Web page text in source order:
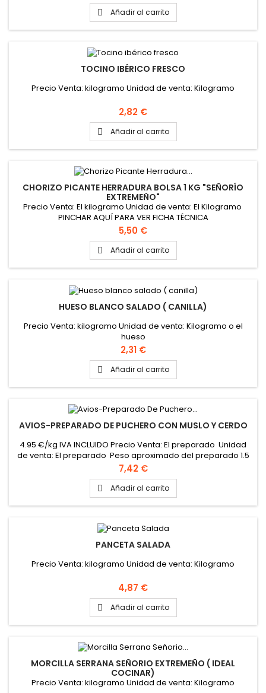
 Añadir al carrito
TOCINO IBÉRICO FRESCO
Precio Venta: kilogramo Unidad de venta: Kilogramo
Precio
2,82 €
 Añadir al carrito
CHORIZO PICANTE HERRADURA BOLSA 1 KG "SEÑORÍO
EXTREMEÑO"
Precio Venta: El kilogramo Unidad de venta: El Kilogramo
PINCHAR AQUÍ PARA VER FICHA TÉCNICA
Precio
5,50 €
 Añadir al carrito
HUESO BLANCO SALADO ( CANILLA)
Precio Venta: kilogramo Unidad de venta: Kilogramo o el
hueso
Precio
2,31 €
 Añadir al carrito
AVIOS-PREPARADO DE PUCHERO CON MUSLO Y CERDO
4.95 €/kg IVA INCLUIDO Precio Venta: El preparado Unidad
de venta: El preparado Peso aproximado del preparado 1.5
kg
Precio
7,42 €
 Añadir al carrito
PANCETA SALADA
Precio Venta: kilogramo Unidad de venta: Kilogramo
Precio
4,87 €
 Añadir al carrito
MORCILLA SERRANA SEÑORIO EXTREMEÑO ( IDEAL
COCINAR)
Precio Venta: kilogramo Unidad de venta: Kilogramo